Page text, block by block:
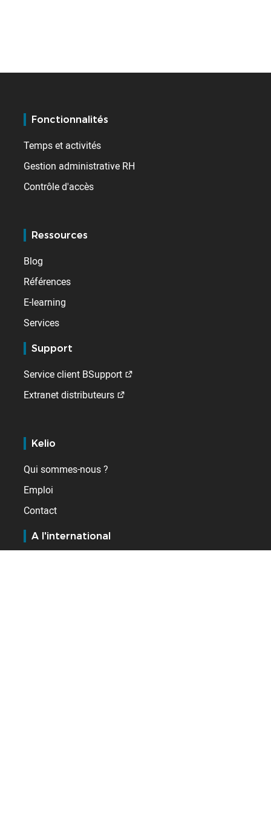
Fonctionnalités
Temps et activités
Gestion administrative RH
Contrôle d'accès
Ressources
Blog
Références
E-learning
Services
Support
Service client BSupport
Extranet distributeurs
Kelio
Qui sommes-nous ?
Emploi
Contact
A l'international